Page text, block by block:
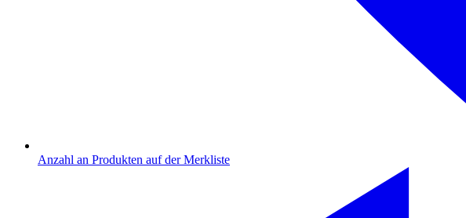
Anzahl an Produkten auf der Merkliste